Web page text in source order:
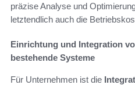
präzise Analyse und
letztendlich auch die
Einrichtung und Integration
bestehende Systeme
Für Unternehmen ist die